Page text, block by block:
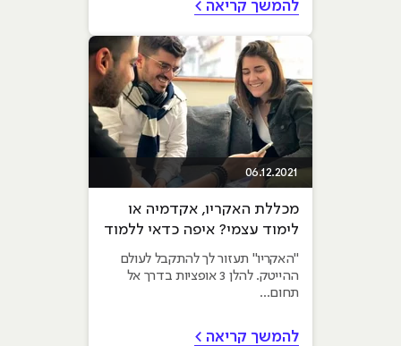
להמשך קריאה >
06.12.2021
מכללת האקריו, אקדמיה או
לימוד עצמי? איפה כדאי ללמוד
הייטק?
"האקריו" תעזור לך להתקבל לעולם
ההייטק. להלן 3 אופציות בדרך אל
תחום...
להמשך קריאה >